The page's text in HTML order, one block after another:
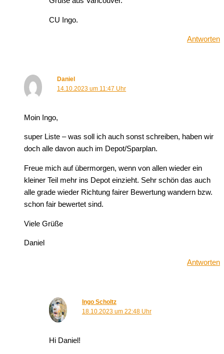
CU Ingo.
Antworten
Daniel
14.10.2023 um 11:47 Uhr
Moin Ingo,
super Liste – was soll ich auch sonst schreiben, haben wir
doch alle davon auch im Depot/Sparplan.
Freue mich auf übermorgen, wenn von allen wieder ein
kleiner Teil mehr ins Depot einzieht. Sehr schön das auch
alle grade wieder Richtung fairer Bewertung wandern bzw.
schon fair bewertet sind.
Viele Grüße
Daniel
Antworten
Ingo Scholtz
18.10.2023 um 22:48 Uhr
Hi Daniel!